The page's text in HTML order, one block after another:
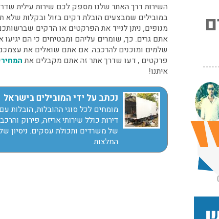
★
★
★
★
★
שלום
אריזה
15:42
12:23
החל
השירות דרך האתר שלנו מספק לכם שירות עילית
במובילים שמבצעים הובלת דקים בזול ובקלות שלא
מנופים, ניתן לנייד את הפרקטים או הדקים
אתם גרים. כך, שומרים עליהם ומבטיחים כי הם
שלמים ומוכנים להרכבה. אם אתם שואלים את
פרקטים , דעו שדרך אתר זה אתם מקבלים את
איתנו!
נכתב על ידי המובילים בישראל
מומחים לכל סוגי ההובלות, הובלות
דירות כולל שירותי אריזה, פירוק
של משרדים ותכולת עסקים. ניסיון
המלצות.